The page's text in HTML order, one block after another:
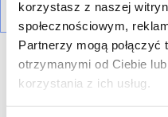
korzystasz z naszej
społecznościowym,
Partnerzy mogą
otrzymanymi od Ciebie
korzystania z ich usług.